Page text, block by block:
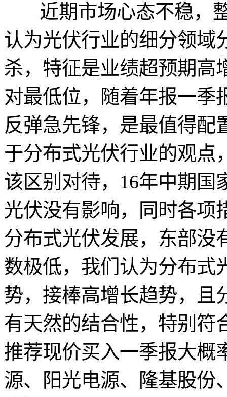
近期市场心态不稳，整
认为光伏行业的细分领域
杀，特征是业绩超预期高
对最低位，随着年报一季
反弹急先锋，是最值得配
于分布式光伏行业的观点
该区别对待，16年中期国
光伏没有影响，同时各项
分布式光伏发展，东部没
数极低，我们认为分布式
势，接棒高增长趋势，且
有天然的结合性，特别符
推荐现价买入一季报大概
源、阳光电源、隆基股份